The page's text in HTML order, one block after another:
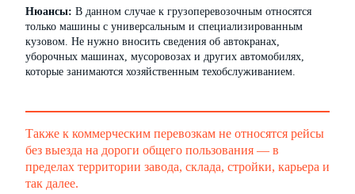
Нюансы: В данном случае к грузоперевозочным относятся
только машины с универсальным и специализированным
кузовом. Не нужно вносить сведения об автокранах,
уборочных машинах, мусоровозах и других автомобилях,
которые занимаются хозяйственным техобслуживанием.
Также к коммерческим перевозкам не относятся рейсы
без выезда на дороги общего пользования — в
пределах территории завода, склада, стройки, карьера и
так далее.